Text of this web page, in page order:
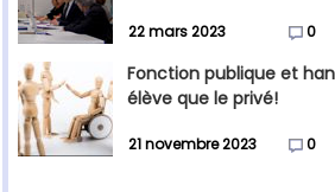
22 mars 2023 0
Fonction publique et
élève que le privé!
21 novembre 2023 0